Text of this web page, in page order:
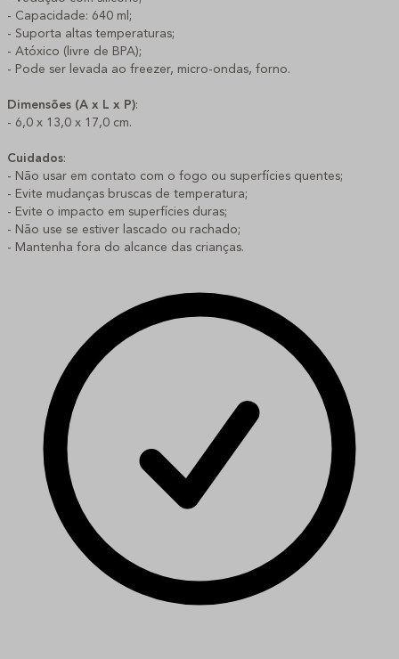
- Capacidade: 640 ml;
- Suporta altas temperaturas;
- Atóxico (livre de BPA);
- Pode ser levada ao freezer, micro-ondas, forno.
Dimensões (A x L x P):
- 6,0 x 13,0 x 17,0 cm.
Cuidados:
- Não usar em contato com o fogo ou superfícies quentes;
- Evite mudanças bruscas de temperatura;
- Evite o impacto em superfícies duras;
- Não use se estiver lascado ou rachado;
- Mantenha fora do alcance das crianças.